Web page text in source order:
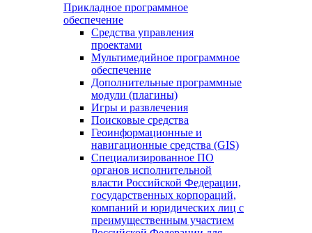
Прикладное программное
обеспечение
Средства управления
проектами
Мультимедийное программное
обеспечение
Дополнительные программные
модули (плагины)
Игры и развлечения
Поисковые средства
Геоинформационные и
навигационные средства (GIS)
Специализированное ПО
органов исполнительной
власти Российской Федерации,
государственных корпораций,
компаний и юридических лиц с
преимущественным участием